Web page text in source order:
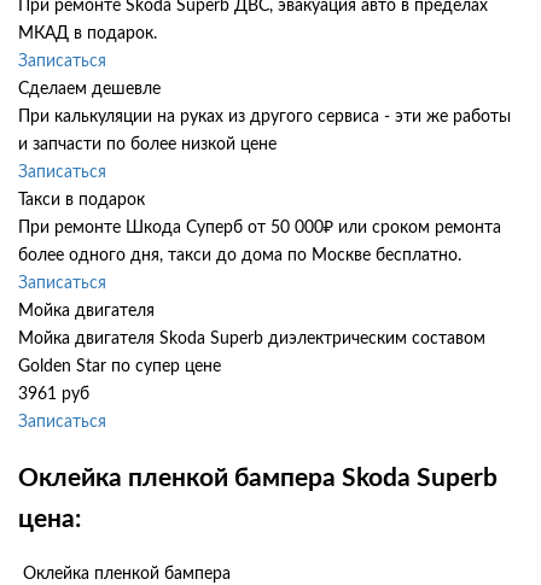
При ремонте Skoda Superb ДВС, эвакуация авто в пределах
МКАД в подарок.
Записаться
Сделаем дешевле
При калькуляции на руках из другого сервиса - эти же работы
и запчасти по более низкой цене
Записаться
Такси в подарок
При ремонте Шкода Суперб от 50 000₽ или сроком ремонта
более одного дня, такси до дома по Москве бесплатно.
Записаться
Мойка двигателя
Мойка двигателя Skoda Superb диэлектрическим составом
Golden Star по супер цене
3961 руб
Записаться
Оклейка пленкой бампера Skoda Superb
цена:
Оклейка пленкой бампера